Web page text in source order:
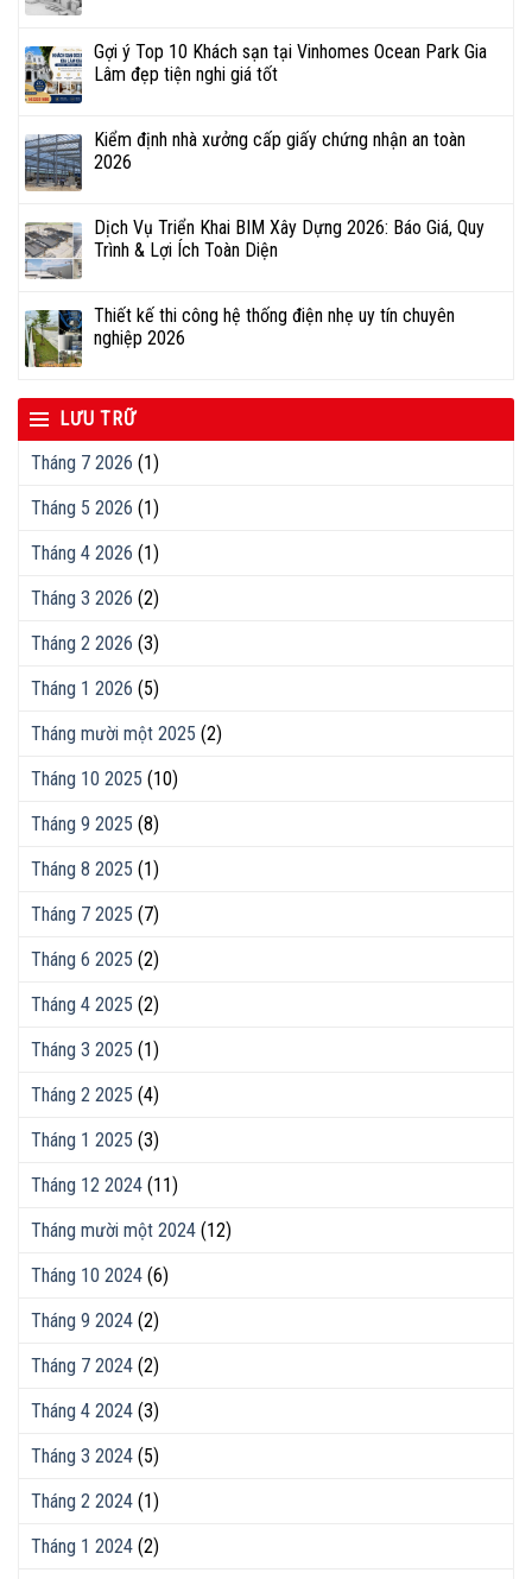
Gợi ý Top 10 Khách sạn tại Vinhomes Ocean Park Gia
Lâm đẹp tiện nghi giá tốt
Kiểm định nhà xưởng cấp giấy chứng nhận an toàn
2026
Dịch Vụ Triển Khai BIM Xây Dựng 2026: Báo Giá, Quy
Trình & Lợi Ích Toàn Diện
Thiết kế thi công hệ thống điện nhẹ uy tín chuyên
nghiệp 2026
LƯU TRỮ
Tháng 7 2026 (1)
Tháng 5 2026 (1)
Tháng 4 2026 (1)
Tháng 3 2026 (2)
Tháng 2 2026 (3)
Tháng 1 2026 (5)
Tháng mười một 2025 (2)
Tháng 10 2025 (10)
Tháng 9 2025 (8)
Tháng 8 2025 (1)
Tháng 7 2025 (7)
Tháng 6 2025 (2)
Tháng 4 2025 (2)
Tháng 3 2025 (1)
Tháng 2 2025 (4)
Tháng 1 2025 (3)
Tháng 12 2024 (11)
Tháng mười một 2024 (12)
Tháng 10 2024 (6)
Tháng 9 2024 (2)
Tháng 7 2024 (2)
Tháng 4 2024 (3)
Tháng 3 2024 (5)
Tháng 2 2024 (1)
Tháng 1 2024 (2)